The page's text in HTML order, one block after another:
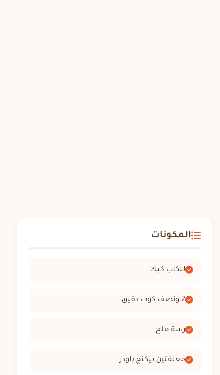
المكونات
للكاب كيك:
2 ونصف كوب دقيق
رشة ملح
معلقتين بيكنج باودر